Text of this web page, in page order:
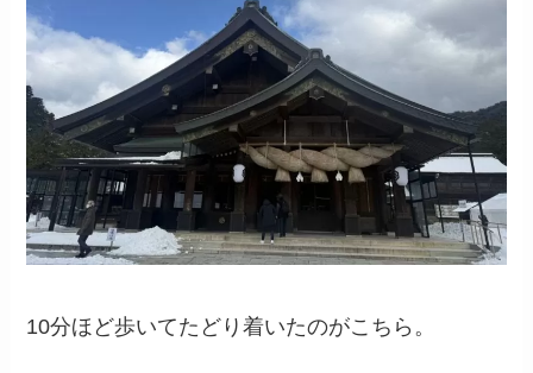
10分ほど歩いてたどり着いたのがこちら。